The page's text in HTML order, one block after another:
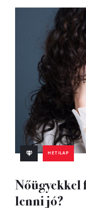
HETILAP
Nőügyekkel
lenni jó?